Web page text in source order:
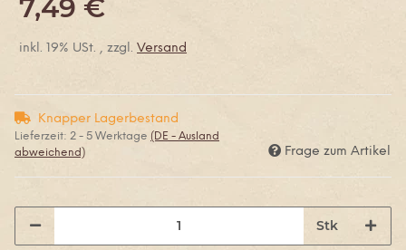
7,49 €
inkl. 19% USt. , zzgl. Versand
Knapper Lagerbestand
Lieferzeit: 2 - 5 Werktage (DE - Ausland
abweichend)
Frage zum Artikel
Stk